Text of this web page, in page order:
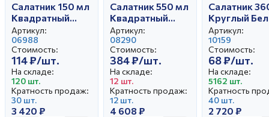
Салатник 150 мл
Квадратный
Вишня
Артикул:
06988
Стоимость:
114 ₽/шт.
На складе:
120 шт.
Кратность продаж:
30 шт.
3 420 ₽
Салатник 550 мл
Квадратный
Узбекистан
Артикул:
08290
Стоимость:
384 ₽/шт.
На складе:
12 шт.
Кратность продаж:
12 шт.
4 608 ₽
Салатник
Круглый
Артикул:
10159
Стоимость:
68 ₽/шт.
На складе:
5162 шт.
Кратность
40 шт.
2 720 ₽